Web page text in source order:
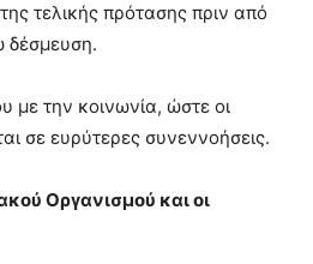
τελικής πρότασης πριν από
δέσμευση.
με την κοινωνία, ώστε οι
σε ευρύτερες συνεννοήσεις.
Οργανισμού και οι